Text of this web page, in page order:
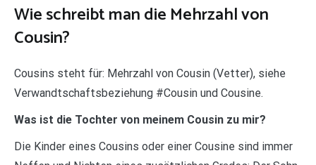
Wie schreibt man die Mehrzahl von
Cousin?
Cousins steht für: Mehrzahl von Cousin (Vetter), siehe
Verwandtschaftsbeziehung #Cousin und Cousine.
Was ist die Tochter von meinem Cousin zu mir?
Die Kinder eines Cousins oder einer Cousine sind immer